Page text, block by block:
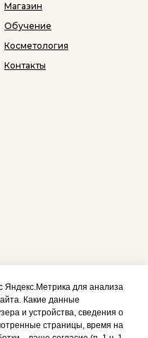
для анализа
Какие данные
и устройства, сведения о
страницы, время на
Магазин
Обучение
Косметология
Контакты
Политика
конфиденциальности